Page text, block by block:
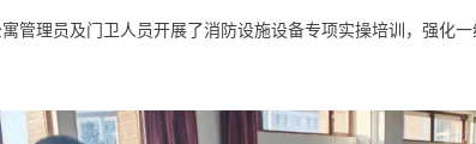
管理员及门卫人员开展了消防设施设备专项实操培训，强化